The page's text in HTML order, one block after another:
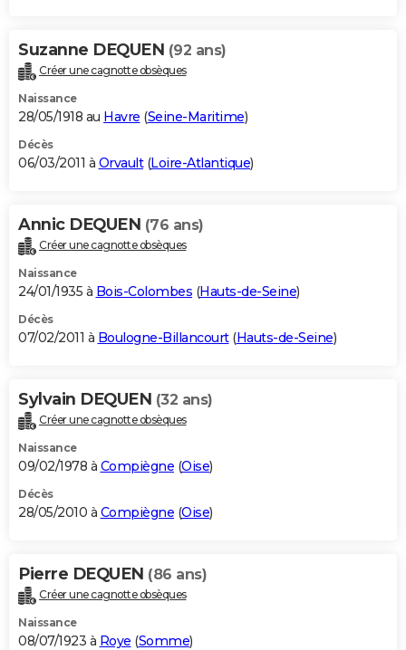
Suzanne DEQUEN (92 ans)
Créer une cagnotte obsèques
Naissance
28/05/1918 au Havre (Seine-Maritime)
Décès
06/03/2011 à Orvault(Loire-Atlantique)
Annic DEQUEN (76 ans)
Créer une cagnotte obsèques
Naissance
24/01/1935 à Bois-Colombes (Hauts-de-Seine)
Décès
07/02/2011 à Boulogne-Billancourt(Hauts-de-Seine)
Sylvain DEQUEN (32 ans)
Créer une cagnotte obsèques
Naissance
09/02/1978 à Compiègne (Oise)
Décès
28/05/2010 à Compiègne (Oise)
Pierre DEQUEN (86 ans)
Créer une cagnotte obsèques
Naissance
08/07/1923 à Roye (Somme)